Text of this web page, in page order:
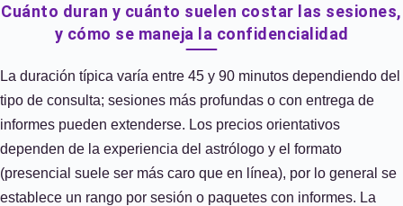
Cuánto duran y cuánto suelen costar las sesiones,
y cómo se maneja la confidencialidad
La duración típica varía entre 45 y 90 minutos dependiendo del
tipo de consulta; sesiones más profundas o con entrega de
informes pueden extenderse. Los precios orientativos
dependen de la experiencia del astrólogo y el formato
(presencial suele ser más caro que en línea), por lo general se
establece un rango por sesión o paquetes con informes. La